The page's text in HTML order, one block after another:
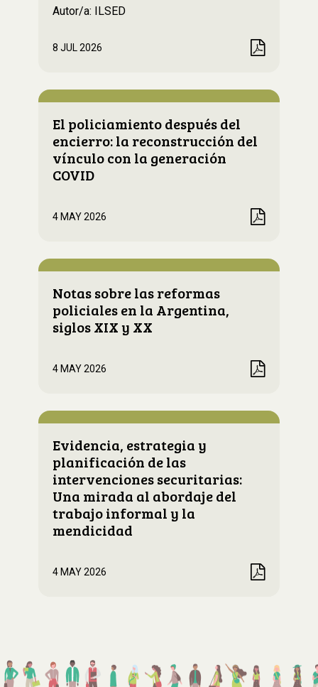
Autor/a: ILSED
8 JUL 2026
El policiamiento después del
encierro: la reconstrucción del
vínculo con la generación
COVID
4 MAY 2026
Notas sobre las reformas
policiales en la Argentina,
siglos XIX y XX
4 MAY 2026
Evidencia, estrategia y
planificación de las
intervenciones securitarias:
Una mirada al abordaje del
trabajo informal y la
mendicidad
4 MAY 2026